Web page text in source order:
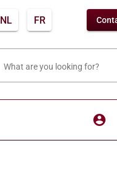
NL FR
What are you looking for?
account_circle